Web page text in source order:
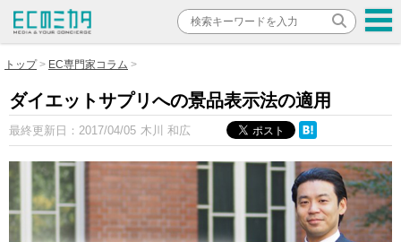
トップ EC専門家コラム
ダイエットサプリへの景品表示法の適用
最終更新日： 2017/04/05 木川 和広